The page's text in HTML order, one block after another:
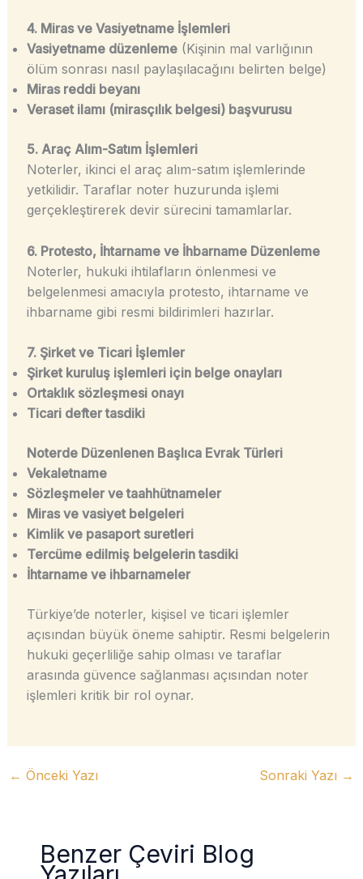
4. Miras ve Vasiyetname İşlemleri
Vasiyetname düzenleme(Kişinin mal varlığının
ölüm sonrası nasıl paylaşılacağını belirten belge)
Miras reddi beyanı
Veraset ilamı (mirasçılık belgesi) başvurusu
5. Araç Alım-Satım İşlemleri
Noterler, ikinci el araç alım-satım işlemlerinde
yetkilidir. Taraflar noter huzurunda işlemi
gerçekleştirerek devir sürecini tamamlarlar.
6. Protesto, İhtarname ve İhbarname Düzenleme
Noterler, hukuki ihtilafların önlenmesi ve
belgelenmesi amacıyla protesto, ihtarname ve
ihbarname gibi resmi bildirimleri hazırlar.
7. Şirket ve Ticari İşlemler
Şirket kuruluş işlemleri için belge onayları
Ortaklık sözleşmesi onayı
Ticari defter tasdiki
Noterde Düzenlenen Başlıca Evrak Türleri
Vekaletname
Sözleşmeler ve taahhütnameler
Miras ve vasiyet belgeleri
Kimlik ve pasaport suretleri
Tercüme edilmiş belgelerin tasdiki
İhtarname ve ihbarnameler
Türkiye’de noterler, kişisel ve ticari işlemler
açısından büyük öneme sahiptir. Resmi belgelerin
hukuki geçerliliğe sahip olması ve taraflar
arasında güvence sağlanması açısından noter
işlemleri kritik bir rol oynar.
← Önceki Yazı Sonraki Yazı →
Benzer Çeviri Blog